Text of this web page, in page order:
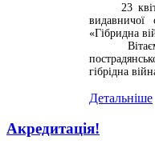
23
видавничої
«Гібридна
Вітаємо
гібрідна
Детальніше
Акредитація!